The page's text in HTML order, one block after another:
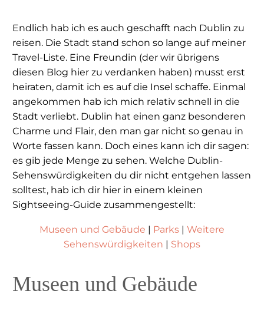
Endlich hab ich es auch geschafft nach Dublin zu
reisen. Die Stadt stand schon so lange auf meiner
Travel-Liste. Eine Freundin (der wir übrigens
diesen Blog hier zu verdanken haben) musst erst
heiraten, damit ich es auf die Insel schaffe. Einmal
angekommen hab ich mich relativ schnell in die
Stadt verliebt. Dublin hat einen ganz besonderen
Charme und Flair, den man gar nicht so genau in
Worte fassen kann. Doch eines kann ich dir sagen:
es gib jede Menge zu sehen. Welche Dublin-
Sehenswürdigkeiten du dir nicht entgehen lassen
solltest, hab ich dir hier in einem kleinen
Sightseeing-Guide zusammengestellt:
Museen und Gebäude | Parks | Weitere
Sehenswürdigkeiten | Shops
Museen und Gebäude